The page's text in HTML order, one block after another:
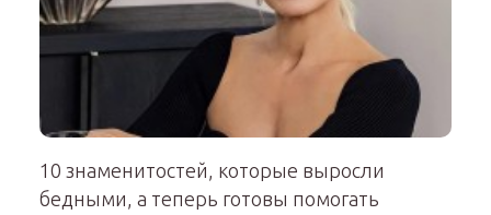
10 знаменитостей, которые выросли
бедными, а теперь готовы помогать